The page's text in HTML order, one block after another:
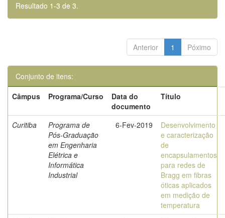
Resultado 1-3 de 3.
Anterior 1 Póximo
Conjunto de itens:
Câmpus
Programa/Curso
Data do
documento
Título
Curitiba
Programa de
Pós-Graduação
em Engenharia
Elétrica e
Informática
Industrial
6-Fev-2019
Desenvolvimento
e caracterização
de
encapsulamentos
para redes de
Bragg em fibras
óticas aplicados
em medição de
temperatura